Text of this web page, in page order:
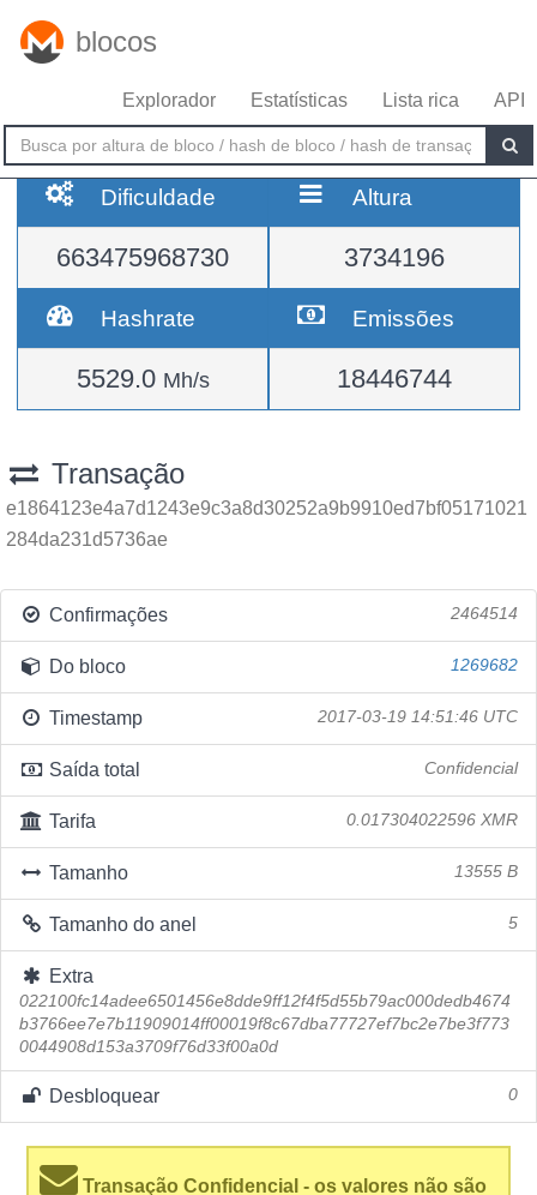
blocos
Explorador Estatísticas Lista rica API
Dificuldade
663475968730
Altura
3734196
Hashrate
5529.0 Mh/s
Emissões
18446744
Transação
e1864123e4a7d1243e9c3a8d30252a9b9910ed7bf05171021
284da231d5736ae
Confirmações 2464514
Do bloco 1269682
Timestamp 2017-03-19 14:51:46 UTC
Saída total Confidencial
Tarifa 0.017304022596 XMR
Tamanho 13555 B
Tamanho do anel 5
Extra
022100fc14adee6501456e8dde9ff12f4f5d55b79ac000dedb4674
b3766ee7e7b11909014ff00019f8c67dba77727ef7bc2e7be3f773
0044908d153a3709f76d33f00a0d
Desbloquear 0
Transação Confidencial - os valores não são